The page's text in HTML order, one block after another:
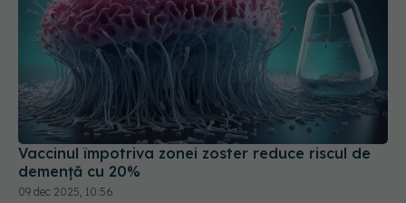
Vaccinul împotriva zonei zoster reduce riscul de
demență cu 20%
09 dec 2025, 10:56